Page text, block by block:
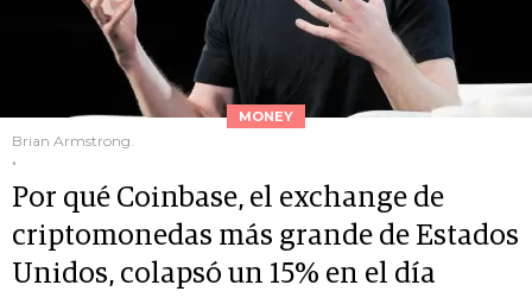
MONEY
Brian Armstrong.
.
Por qué Coinbase, el exchange de
criptomonedas más grande de Estados
Unidos, colapsó un 15% en el día